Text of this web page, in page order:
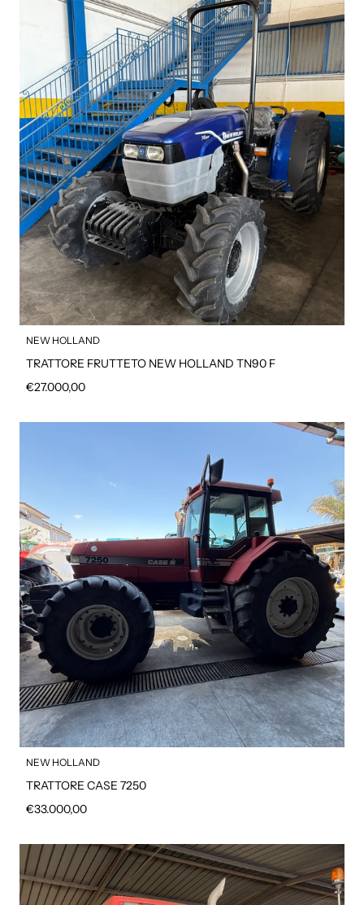
NEW HOLLAND
TRATTORE FRUTTETO NEW HOLLAND TN90 F
Prezzo regolare
€27.000,00
NEW HOLLAND
TRATTORE CASE 7250
Prezzo regolare
€33.000,00